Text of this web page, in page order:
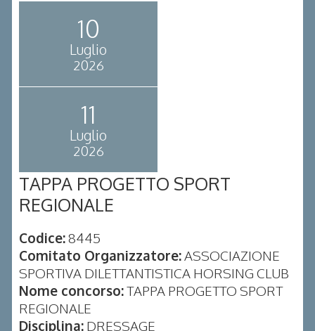
10
Luglio
2026
11
Luglio
2026
TAPPA PROGETTO SPORT
REGIONALE
Codice:8445
Comitato Organizzatore:ASSOCIAZIONE
SPORTIVA DILETTANTISTICA HORSING CLUB
Nome concorso:TAPPA PROGETTO SPORT
REGIONALE
Disciplina: DRESSAGE